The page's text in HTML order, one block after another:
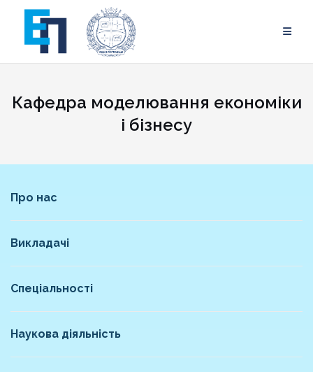
content
Кафедра моделювання економіки
і бізнесу
Про нас
Викладачі
Спеціальності
Наукова діяльність